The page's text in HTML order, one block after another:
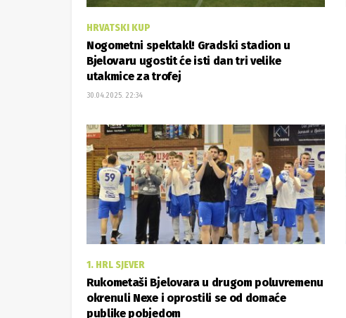
HRVATSKI KUP
Nogometni spektakl! Gradski stadion u
Bjelovaru ugostit će isti dan tri velike
utakmice za trofej
30.04.2025. 22:34
1. HRL SJEVER
Rukometaši Bjelovara u drugom poluvremenu
okrenuli Nexe i oprostili se od domaće
publike pobjedom